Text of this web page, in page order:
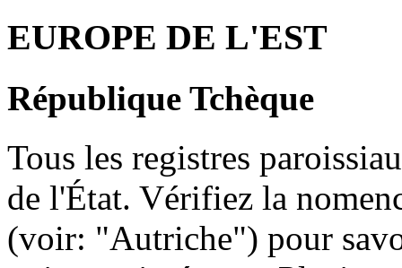
EUROPE DE L'EST
République Tchèque
Tous les registres
de l'État. Vérifiez la
(voir: "Autriche") pour